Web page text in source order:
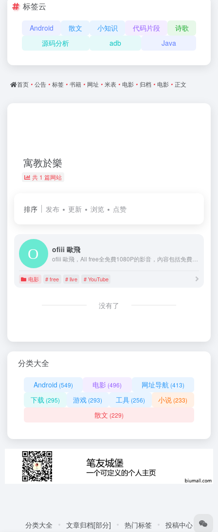
标签云
Android 散文 小知识 代码片段
诗歌
源码分析
adb Java
首页 • 公告 • 标签 • 书籍 • 网址 • 米表 • 电影 • 归档 • 电影 • 正文
寓教於樂
共 1 篇网站
排序 发布 更新 浏览 点赞
ofiii 歐飛
电影 # free # live # YouTube
没有了
分类大全
Android (549) 电影 (496) 网址导航 (413)
下载 (295) 游戏 (293) 工具(256) 小说 (233)
散文 (229)
分类大全 文章归档[部分] 热门标签 投稿中心